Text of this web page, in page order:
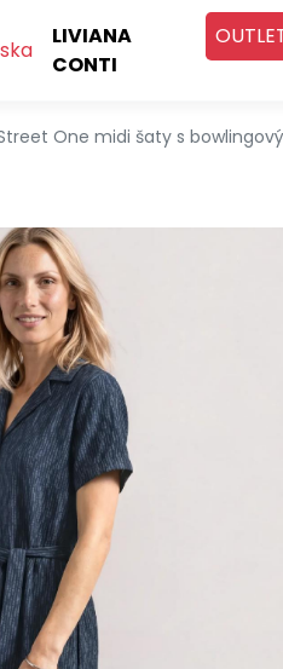
LIVIANA
CONTI
One midi šaty s